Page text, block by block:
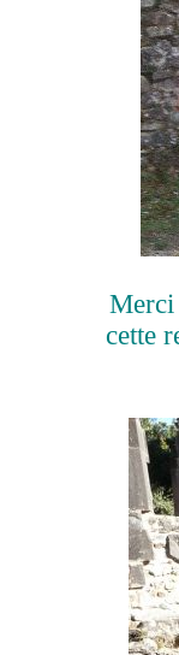
Merci
cette